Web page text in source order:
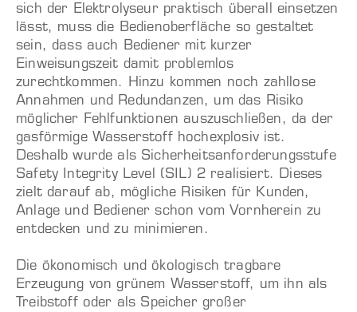
sich der Elektrolyseur praktisch überall einsetzen
lässt, muss die Bedienoberfläche so gestaltet
sein, dass auch Bediener mit kurzer
Einweisungszeit damit problemlos
zurechtkommen. Hinzu kommen noch zahllose
Annahmen und Redundanzen, um das Risiko
möglicher Fehlfunktionen auszuschließen, da der
gasförmige Wasserstoff hochexplosiv ist.
Deshalb wurde als Sicherheitsanforderungsstufe
Safety Integrity Level (SIL) 2 realisiert. Dieses
zielt darauf ab, mögliche Risiken für Kunden,
Anlage und Bediener schon vom Vornherein zu
entdecken und zu minimieren.
Die ökonomisch und ökologisch tragbare
Erzeugung von grünem Wasserstoff, um ihn als
Treibstoff oder als Speicher großer